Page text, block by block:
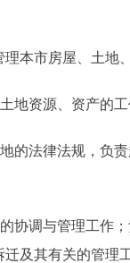
市房屋、土地
资源、资产的工
法律法规，负责
调与管理工作；
及其有关的管理